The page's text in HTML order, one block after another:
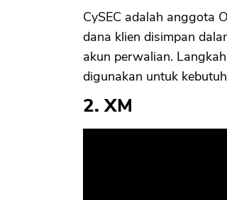
CySEC adalah anggota
dana klien disimpan
akun perwalian.
digunakan untuk
2. XM